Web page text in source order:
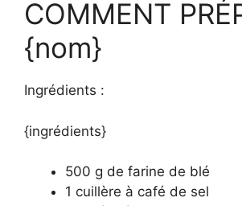
COMMENT
{nom}
Ingrédients :
{ingrédients}
500 g de farine de blé
1 cuillère à café de sel